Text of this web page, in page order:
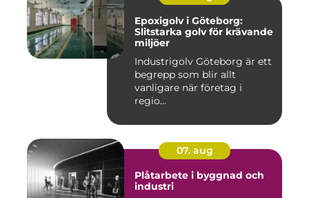
Epoxigolv i Göteborg:
Slitstarka golv för krävande
miljöer
Industrigolv Göteborg är ett
begrepp som blir allt
vanligare när företag i
regio...
07. aug
Plåtarbete i byggnad och
industri